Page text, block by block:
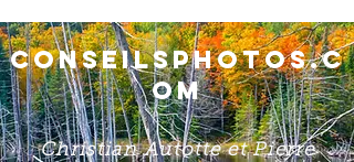
conseilsphotos.c
om
Christian Autotte et Pierre